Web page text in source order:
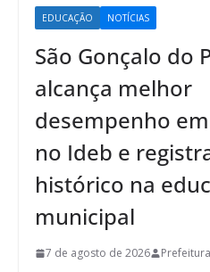
EDUCAÇÃO NOTÍCIAS
São Gonçalo do
alcança melhor
desempenho
no Ideb e
histórico na
municipal
7 de agosto de 2026 Prefeitura